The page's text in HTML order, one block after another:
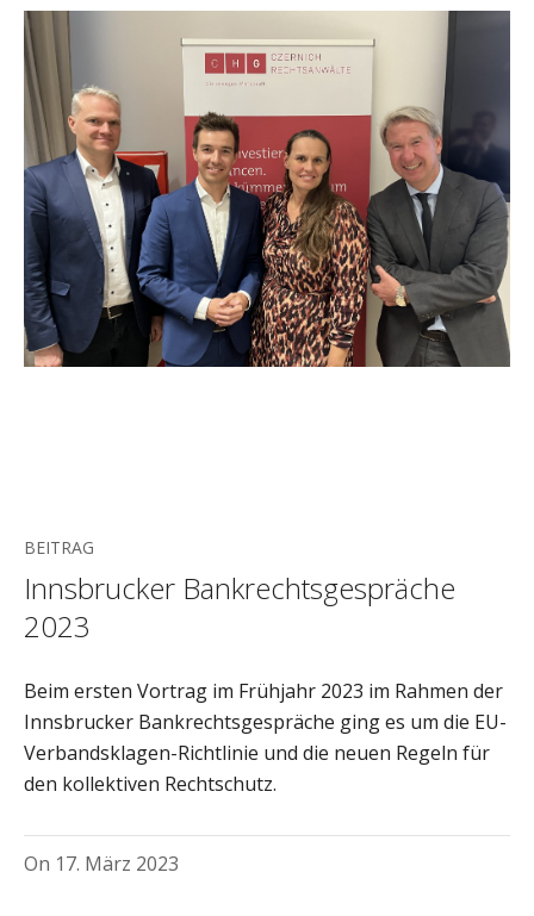
BEITRAG
Innsbrucker Bankrechtsgespräche
2023
Beim ersten Vortrag im Frühjahr 2023 im Rahmen der
Innsbrucker Bankrechtsgespräche ging es um die EU-
Verbandsklagen-Richtlinie und die neuen Regeln für
den kollektiven Rechtschutz.
On 17. März 2023